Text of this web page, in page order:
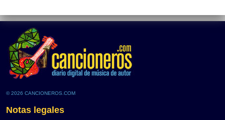
© 2026 CANCIONEROS.COM
Notas legales